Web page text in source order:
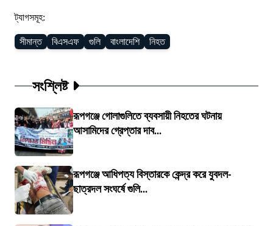
ট্যাগসমূহ:
সীমান্ত বিএসএফ গুলি বাংলাদেশি নিহত
সংশ্লিষ্ট
রূপগঞ্জে গোলাগুলিতে ব্যবসায়ী নিহতের ঘটনায়
আসামিদের গ্রেপ্তার দাব...
রূপগঞ্জে আধিপত্য বিস্তারকে কেন্দ্র করে যুবদল-
ছাত্রদল সংঘর্ষে গুলি...